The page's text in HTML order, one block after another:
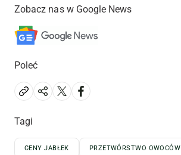
Zobacz nas w Google News
Poleć
Tagi
CENY JABŁEK PRZETWÓRSTWO OWOCÓW